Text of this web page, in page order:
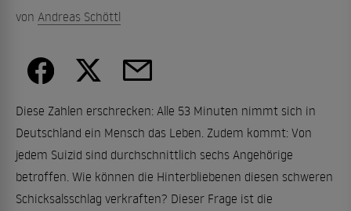
von Andreas Schöttl
Diese Zahlen erschrecken: Alle 53 Minuten nimmt sich in
Deutschland ein Mensch das Leben. Zudem kommt: Von
jedem Suizid sind durchschnittlich sechs Angehörige
betroffen. Wie können die Hinterbliebenen diesen schweren
Schicksalsschlag verkraften? Dieser Frage ist die